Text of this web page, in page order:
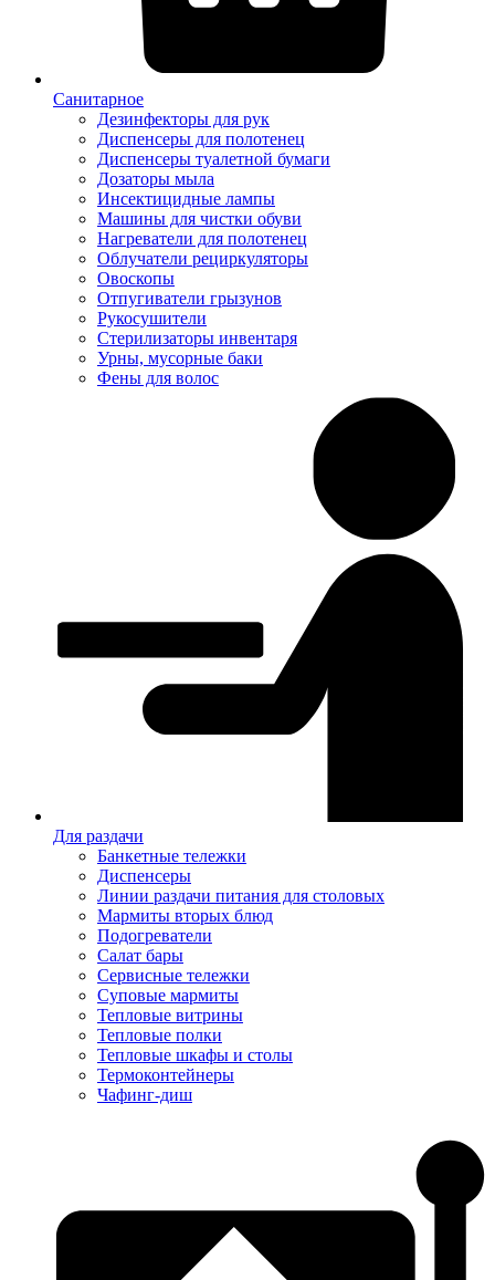
Санитарное
Дезинфекторы для рук
Диспенсеры для полотенец
Диспенсеры туалетной бумаги
Дозаторы мыла
Инсектицидные лампы
Машины для чистки обуви
Нагреватели для полотенец
Облучатели рециркуляторы
Овоскопы
Отпугиватели грызунов
Рукосушители
Стерилизаторы инвентаря
Урны, мусорные баки
Фены для волос
Для раздачи
Банкетные тележки
Диспенсеры
Линии раздачи питания для столовых
Мармиты вторых блюд
Подогреватели
Салат бары
Сервисные тележки
Суповые мармиты
Тепловые витрины
Тепловые полки
Тепловые шкафы и столы
Термоконтейнеры
Чафинг-диш